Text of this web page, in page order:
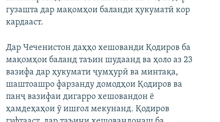
гузашта дар мақомҳои баланди ҳукуматӣ кор
кардааст.
Дар Чеченистон даҳҳо хешованди Қодиров ба
мақомҳои баланд таъин шудаанд ва ҳоло аз 23
вазифа дар ҳукумати ҷумҳурӣ ва минтақа,
шаштоашро фарзанду домодҳои Қодиров ва
панҷ вазифаи дигарро хешовандон ё
ҳамдеҳаҳои ӯ ишғол мекунанд. Қодиров